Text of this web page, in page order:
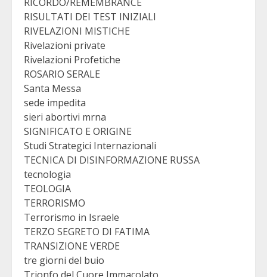
RISULTATI DEI TEST INIZIALI
RIVELAZIONI MISTICHE
Rivelazioni private
Rivelazioni Profetiche
ROSARIO SERALE
Santa Messa
sede impedita
sieri abortivi mrna
SIGNIFICATO E ORIGINE
Studi Strategici Internazionali
TECNICA DI DISINFORMAZIONE RUSSA
tecnologia
TEOLOGIA
TERRORISMO
Terrorismo in Israele
TERZO SEGRETO DI FATIMA
TRANSIZIONE VERDE
tre giorni del buio